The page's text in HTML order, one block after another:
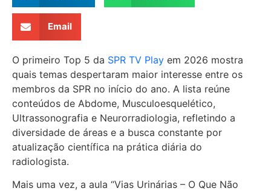
Email
O primeiro Top 5 da SPR TV Play em 2026 mostra
quais temas despertaram maior interesse entre os
membros da SPR no início do ano. A lista reúne
conteúdos de Abdome, Musculoesquelético,
Ultrassonografia e Neurorradiologia, refletindo a
diversidade de áreas e a busca constante por
atualização científica na prática diária do
radiologista.
Mais uma vez, a aula “Vias Urinárias – O Que Não